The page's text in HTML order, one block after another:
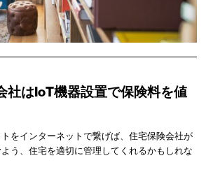
社はIoT機器設置で保険料を値
をインターネットで繋げば、住宅保険会社が
う、住宅を適切に管理してくれるかもしれな